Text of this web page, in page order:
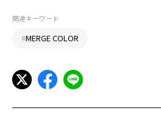
関連キーワード
#MERGE COLOR